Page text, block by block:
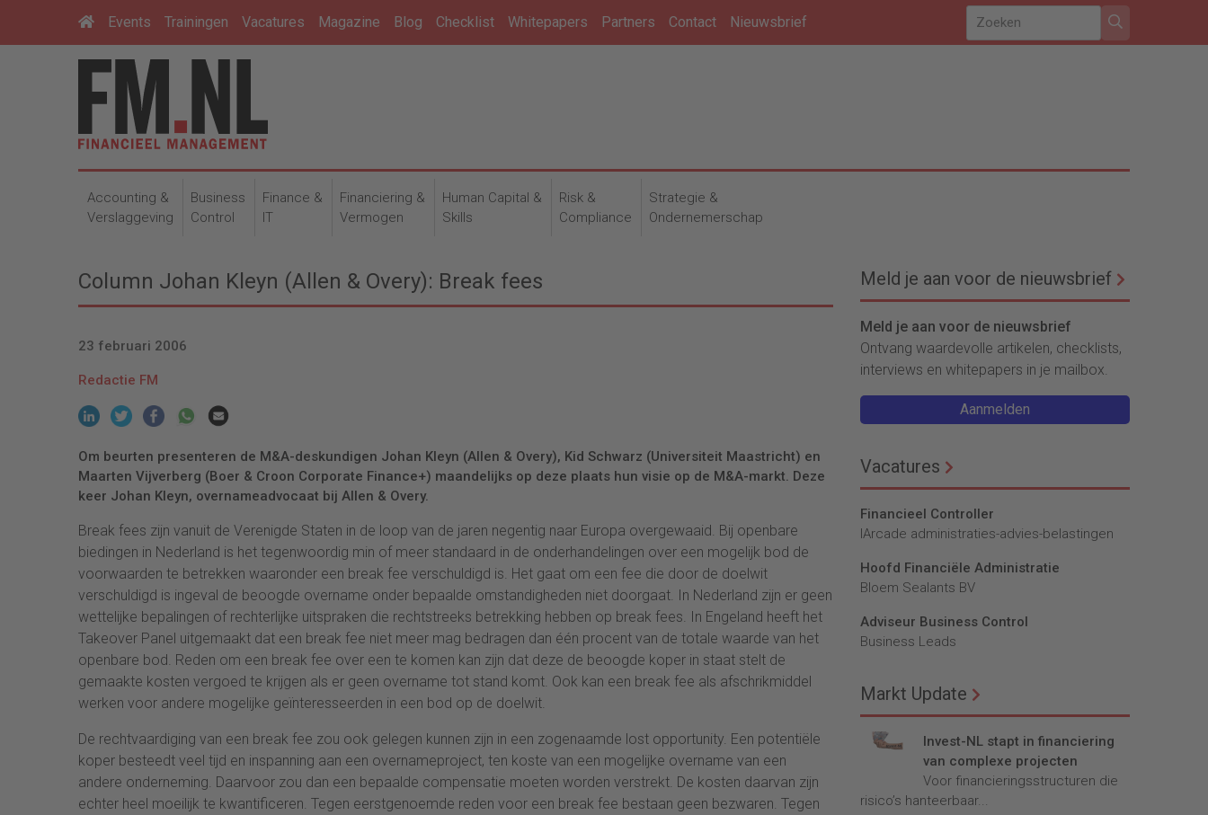
Events Trainingen Vacatures Magazine Blog Checklist Whitepapers Partners Contact Nieuwsbrief
Accounting &
Verslaggeving
Business
Control
Finance &
IT
Financiering &
Vermogen
Human Capital &
Skills
Risk &
Compliance
Strategie &
Ondernemerschap
Column Johan Kleyn (Allen & Overy): Break fees
23 februari 2006
Redactie FM
Om beurten presenteren de M&A-deskundigen Johan Kleyn (Allen & Overy), Kid Schwarz (Universiteit Maastricht) en
Maarten Vijverberg (Boer & Croon Corporate Finance+) maandelijks op deze plaats hun visie op de M&A-markt. Deze
keer Johan Kleyn, overnameadvocaat bij Allen & Overy.
Break fees zijn vanuit de Verenigde Staten in de loop van de jaren negentig naar Europa overgewaaid. Bij openbare
biedingen in Nederland is het tegenwoordig min of meer standaard in de onderhandelingen over een mogelijk bod de
voorwaarden te betrekken waaronder een break fee verschuldigd is. Het gaat om een fee die door de doelwit
verschuldigd is ingeval de beoogde overname onder bepaalde omstandigheden niet doorgaat. In Nederland zijn er geen
wettelijke bepalingen of rechterlijke uitspraken die rechtstreeks betrekking hebben op break fees. In Engeland heeft het
Takeover Panel uitgemaakt dat een break fee niet meer mag bedragen dan één procent van de totale waarde van het
openbare bod. Reden om een break fee over een te komen kan zijn dat deze de beoogde koper in staat stelt de
gemaakte kosten vergoed te krijgen als er geen overname tot stand komt. Ook kan een break fee als afschrikmiddel
werken voor andere mogelijke geïnteresseerden in een bod op de doelwit.
De rechtvaardiging van een break fee zou ook gelegen kunnen zijn in een zogenaamde lost opportunity. Een potentiële
koper besteedt veel tijd en inspanning aan een overnameproject, ten koste van een mogelijke overname van een
andere onderneming. Daarvoor zou dan een bepaalde compensatie moeten worden verstrekt. De kosten daarvan zijn
echter heel moeilijk te kwantificeren. Tegen eerstgenoemde reden voor een break fee bestaan geen bezwaren. Tegen
Meld je aan voor de nieuwsbrief
Meld je aan voor de nieuwsbrief
Ontvang waardevolle artikelen, checklists,
interviews en whitepapers in je mailbox.
Aanmelden
Vacatures
Financieel Controller
lArcade administraties-advies-belastingen
Hoofd Financiële Administratie
Bloem Sealants BV
Adviseur Business Control
Business Leads
Markt Update
Invest-NL stapt in financiering
van complexe projecten
Voor financieringsstructuren die
risico’s hanteerbaar...